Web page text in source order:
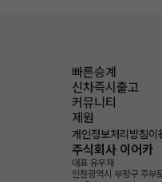
빠른승계
신차즉시출고
커뮤니티
제원
개인정보처리방침이
주식회사 이어카
대표 유우재
인천광역시 부평구 주